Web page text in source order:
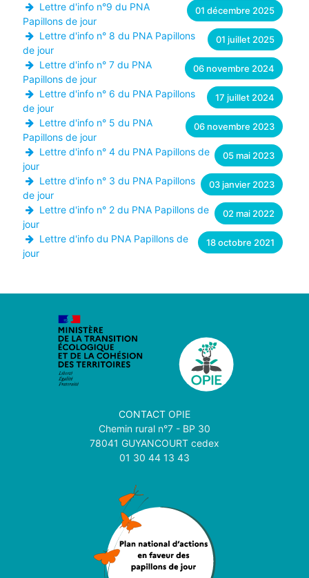
Lettre d'info n°9 du PNA
Papillons de jour
01 décembre 2025
Lettre d'info n° 8 du PNA Papillons
de jour
01 juillet 2025
Lettre d'info n° 7 du PNA
Papillons de jour
06 novembre 2024
Lettre d'info n° 6 du PNA Papillons
de jour
17 juillet 2024
Lettre d'info n° 5 du PNA
Papillons de jour
06 novembre 2023
Lettre d'info n° 4 du PNA Papillons de
jour
05 mai 2023
Lettre d'info n° 3 du PNA Papillons
de jour
03 janvier 2023
Lettre d'info n° 2 du PNA Papillons de
jour
02 mai 2022
Lettre d'info du PNA Papillons de
jour
18 octobre 2021
CONTACT OPIE
Chemin rural n°7 - BP 30
78041 GUYANCOURT cedex
01 30 44 13 43